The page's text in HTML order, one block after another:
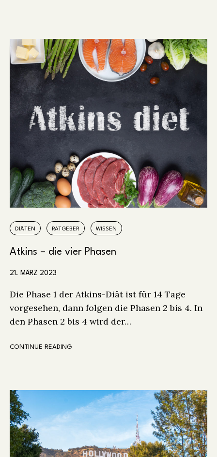
DIÄTEN RATGEBER WISSEN
Atkins – die vier Phasen
21. MÄRZ 2023
Die Phase 1 der Atkins-Diät ist für 14 Tage
vorgesehen, dann folgen die Phasen 2 bis 4. In
den Phasen 2 bis 4 wird der…
CONTINUE READING